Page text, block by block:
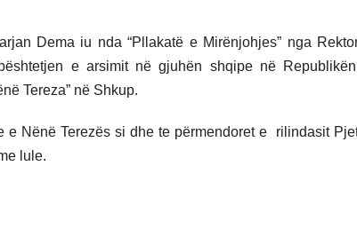
Dema iu nda “Pllakatë e Mirënjohjes” nga
e arsimit në gjuhën shqipe në
Tereza” në Shkup.
Nënë Terezës si dhe te përmendoret e rilindasit
lule.